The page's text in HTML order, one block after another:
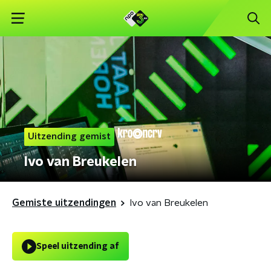
Uitzending gemist
Ivo van Breukelen
Gemiste uitzendingen Ivo van Breukelen
Speel uitzending af